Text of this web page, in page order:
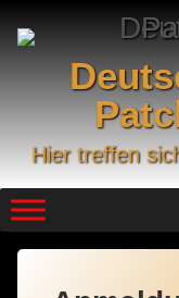
Hier treffen